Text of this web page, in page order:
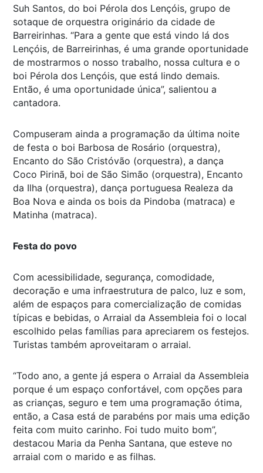
Suh Santos, do boi Pérola dos Lençóis, grupo de
sotaque de orquestra originário da cidade de
Barreirinhas. “Para a gente que está vindo lá dos
Lençóis, de Barreirinhas, é uma grande oportunidade
de mostrarmos o nosso trabalho, nossa cultura e o
boi Pérola dos Lençóis, que está lindo demais.
Então, é uma oportunidade única”, salientou a
cantadora.
Compuseram ainda a programação da última noite
de festa o boi Barbosa de Rosário (orquestra),
Encanto do São Cristóvão (orquestra), a dança
Coco Pirinã, boi de São Simão (orquestra), Encanto
da Ilha (orquestra), dança portuguesa Realeza da
Boa Nova e ainda os bois da Pindoba (matraca) e
Matinha (matraca).
Festa do povo
Com acessibilidade, segurança, comodidade,
decoração e uma infraestrutura de palco, luz e som,
além de espaços para comercialização de comidas
típicas e bebidas, o Arraial da Assembleia foi o local
escolhido pelas famílias para apreciarem os festejos.
Turistas também aproveitaram o arraial.
“Todo ano, a gente já espera o Arraial da Assembleia
porque é um espaço confortável, com opções para
as crianças, seguro e tem uma programação ótima,
então, a Casa está de parabéns por mais uma edição
feita com muito carinho. Foi tudo muito bom”,
destacou Maria da Penha Santana, que esteve no
arraial com o marido e as filhas.